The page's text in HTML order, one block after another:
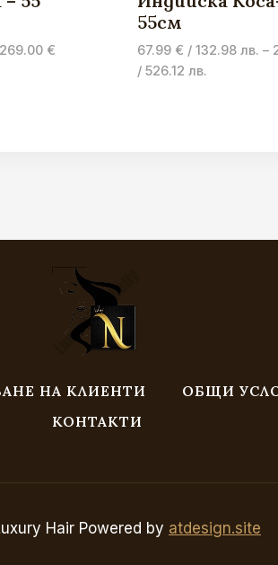
269.00 €
55см
67.99 € / 132.98 лв. –
/ 526.12 лв.Price
НА КЛИЕНТИ ОБЩИ
КОНТАКТИ
Hair Powered by atdesign.site